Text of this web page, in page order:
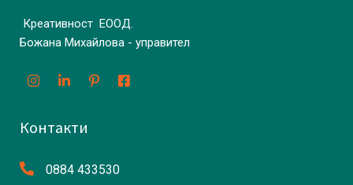
Креативност ЕООД.
Божана Михайлова - управител
Контакти
0884 433530